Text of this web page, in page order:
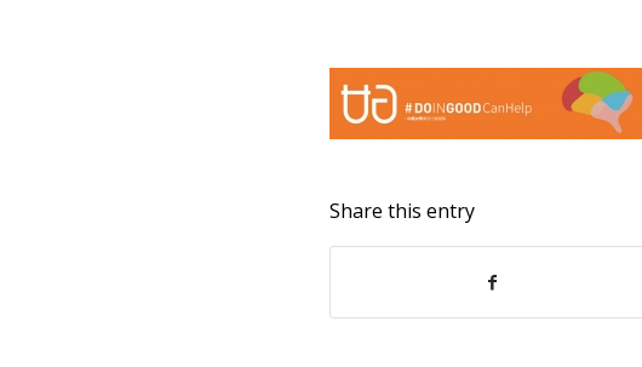
Share this entry